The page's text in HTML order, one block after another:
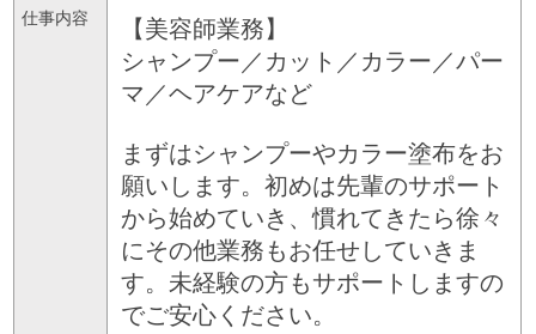
仕事内容
【美容師業務】
シャンプー／カット／カラー／パー
マ／ヘアケアなど
まずはシャンプーやカラー塗布をお
願いします。初めは先輩のサポート
から始めていき、慣れてきたら徐々
にその他業務もお任せしていきま
す。未経験の方もサポートしますの
でご安心ください。